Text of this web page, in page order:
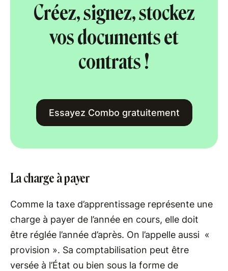
Créez, signez, stockez
vos documents et
contrats !
Essayez Combo gratuitement
La charge à payer
Comme la taxe d’apprentissage représente une
charge à payer de l’année en cours, elle doit
être réglée l’année d’après. On l’appelle aussi «
provision ». Sa comptabilisation peut être
versée à l’État ou bien sous la forme de